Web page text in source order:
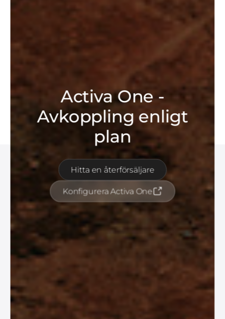
Activa One -
Avkoppling enligt
plan
Hitta en återförsäljare
Konfigurera Activa One